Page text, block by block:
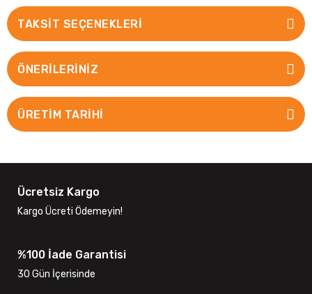
TAKSIT SEÇENEKLERI
ÖNERILERINIZ
ÜRETİM TARİHİ
Ücretsiz Kargo
Kargo Ücreti Ödemeyin!
%100 İade Garantisi
30 Gün İçerisinde